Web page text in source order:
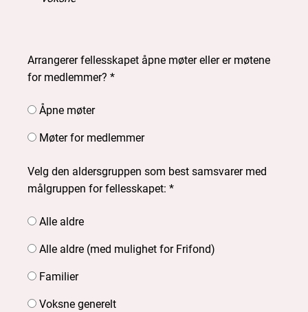
Arrangerer fellesskapet åpne møter eller er møtene
for medlemmer? *
Åpne møter
Møter for medlemmer
Velg den aldersgruppen som best samsvarer med
målgruppen for fellesskapet: *
Alle aldre
Alle aldre (med mulighet for Frifond)
Familier
Voksne generelt